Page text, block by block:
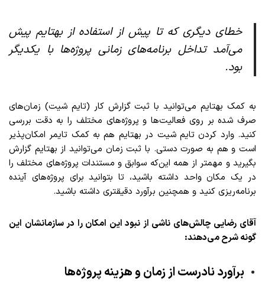
خطای دیگری که تا پیش از استفاده از بهتایم پیش
می‌­آمد تداخل برنامه‌های زمانی پروژه‌­ها با یکدیگر
بود.
به کمک بهتایم می‌توانید با ثبت گزارش کار (تایم شیت) زمان‌های
صرف شده بر روی فعالیت‌ها و پروژه‌های مختلف را به دقت بررسی
کنید. وارد کردن تایم شیت در بهتایم هم به کمک تایمر امکان‌پذیر
است و هم به صورت دستی. با ثبت زمان می‌توانید از بهتایم گزارش
بگیرید و مهمتر از همه این‌که سوابق و مستندات پروژه‌های مختلف را
در یک مکان واحد داشته باشید، تا بتوانید برای پروژه‌های آینده
برنامه‌ریزی کنید و همچنین برآورد دقیقتری داشته باشید.
آقای رضایی چالش‌های ناشی از نبود این امکان را در سازمانشان این
گونه شرح می‌دهند:
برآورد نادرست از زمان و هزینه‌ پروژه‌­ها